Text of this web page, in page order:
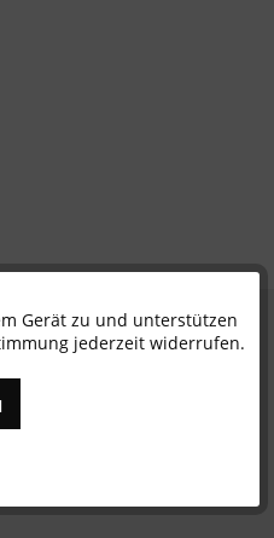
Aktiv
Gerät zu und unterstützen
jederzeit widerrufen.